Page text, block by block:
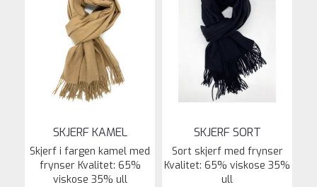
SKJERF KAMEL
Skjerf i fargen kamel med
frynser Kvalitet: 65%
viskose 35% ull
SKJERF SORT
Sort skjerf med frynser
Kvalitet: 65% viskose 35%
ull